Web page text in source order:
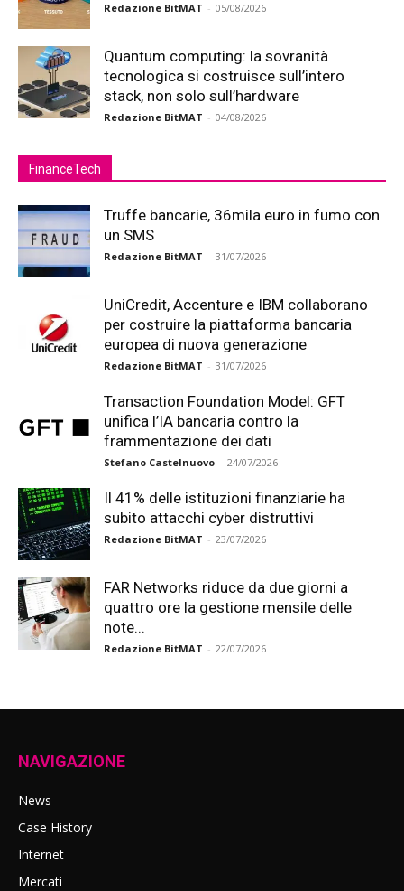
Redazione BitMAT - 05/08/2026
Quantum computing: la sovranità
tecnologica si costruisce sull’intero
stack, non solo sull’hardware
Redazione BitMAT - 04/08/2026
FinanceTech
Truffe bancarie, 36mila euro in fumo con
un SMS
Redazione BitMAT - 31/07/2026
UniCredit, Accenture e IBM collaborano
per costruire la piattaforma bancaria
europea di nuova generazione
Redazione BitMAT - 31/07/2026
Transaction Foundation Model: GFT
unifica l’IA bancaria contro la
frammentazione dei dati
Stefano Castelnuovo - 24/07/2026
Il 41% delle istituzioni finanziarie ha
subito attacchi cyber distruttivi
Redazione BitMAT - 23/07/2026
FAR Networks riduce da due giorni a
quattro ore la gestione mensile delle
note...
Redazione BitMAT - 22/07/2026
NAVIGAZIONE
News
Case History
Internet
Mercati